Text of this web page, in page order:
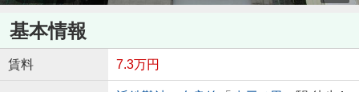
基本情報
賃料 7.3万円